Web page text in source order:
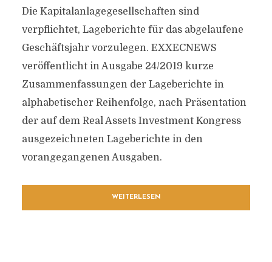
Die Kapitalanlagegesellschaften sind
verpflichtet, Lageberichte für das abgelaufene
Geschäftsjahr vorzulegen. EXXECNEWS
veröffentlicht in Ausgabe 24/2019 kurze
Zusammenfassungen der Lageberichte in
alphabetischer Reihenfolge, nach Präsentation
der auf dem Real Assets Investment Kongress
ausgezeichneten Lageberichte in den
vorangegangenen Ausgaben.
WEITERLESEN